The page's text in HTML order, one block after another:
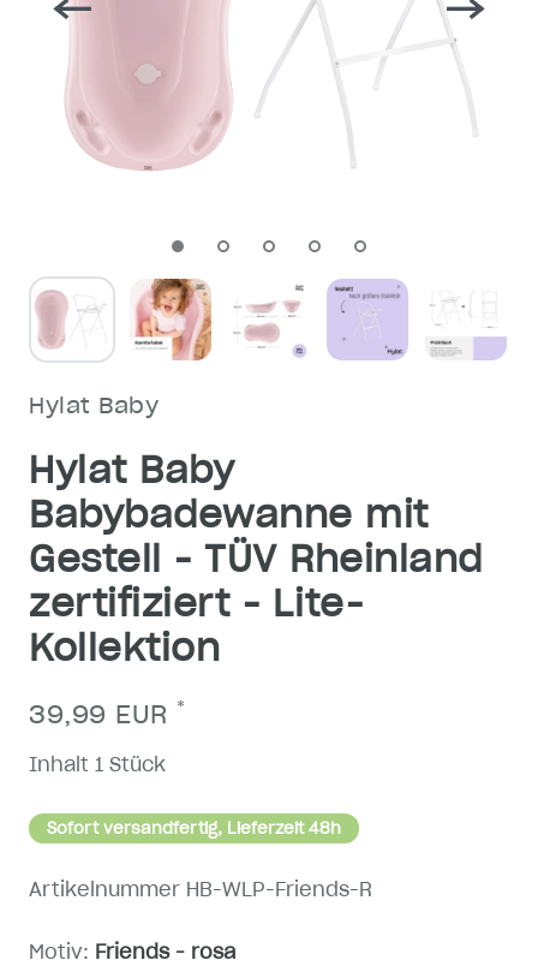
Hylat Baby
Hylat Baby
Babybadewanne mit
Gestell - TÜV Rheinland
zertifiziert - Lite-
Kollektion
39,99 EUR *
Inhalt 1 Stück
Sofort versandfertig, Lieferzeit 48h
Artikelnummer HB-WLP-Friends-R
Motiv: Friends - rosa